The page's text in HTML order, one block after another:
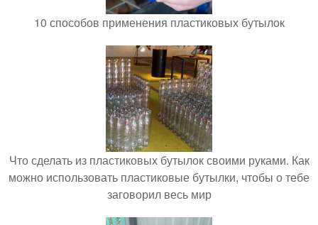
10 способов применения пластиковых бутылок
Что сделать из пластиковых бутылок своими руками. Как
можно использовать пластиковые бутылки, чтобы о тебе
заговорил весь мир